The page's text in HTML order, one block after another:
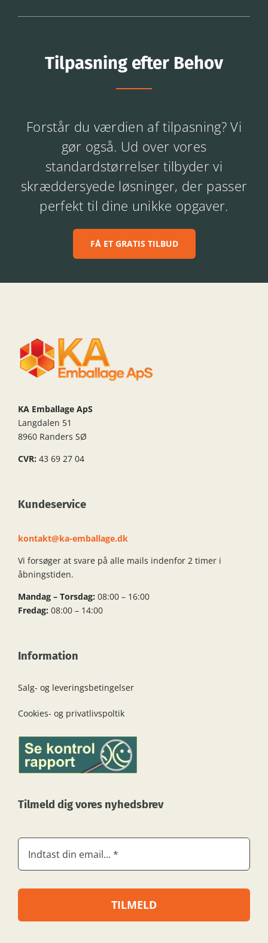
Tilpasning efter Behov
Forstår du værdien af tilpasning? Vi
gør også. Ud over vores
standardstørrelser tilbyder vi
skræddersyede løsninger, der passer
perfekt til dine unikke opgaver.
FÅ ET GRATIS TILBUD
KA Emballage ApS
Langdalen 51
8960 Randers SØ
CVR: 43 69 27 04
Kundeservice
kontakt@ka-emballage.dk
Vi forsøger at svare på alle mails indenfor 2 timer i
åbningstiden.
Mandag – Torsdag: 08:00 – 16:00
Fredag: 08:00 – 14:00
Information
Salg- og leveringsbetingelser
Cookies- og privatlivspoltik
Tilmeld dig vores nyhedsbrev
TILMELD